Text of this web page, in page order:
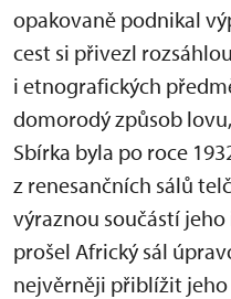
opakovaně podnikal
cest si přivezl
i etnografických
domorodý způsob
Sbírka byla po roce
z renesančních sálů
výraznou součástí
prošel Africký sál
nejvěrněji přiblížit